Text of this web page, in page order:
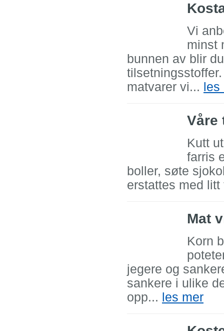
Vi
minst
bunnen av blir
matvarer vi...
Våre
Kutt
farris
boller, søte
erstattes med
Mat
Korn
jegere og
sankere i ulike
opp... les mer